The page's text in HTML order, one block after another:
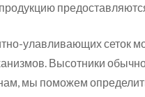
улавливающих сеток
Высотники
мы поможем